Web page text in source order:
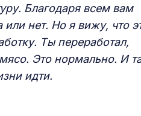
Благодаря всем вам
нет. Но я вижу, что
Ты переработал,
Это нормально. И
идти.